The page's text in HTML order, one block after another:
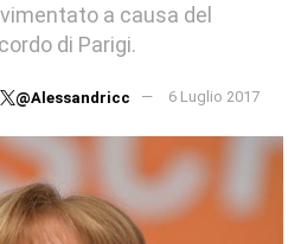
a causa del
di Parigi.
@Alessandricc 6 Luglio 2017